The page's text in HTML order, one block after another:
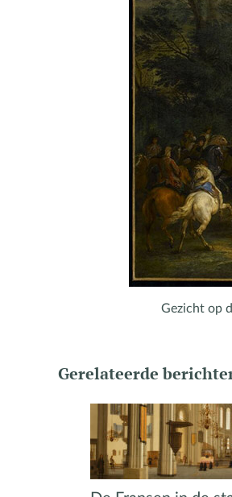
Gezicht op
Gerelateerde